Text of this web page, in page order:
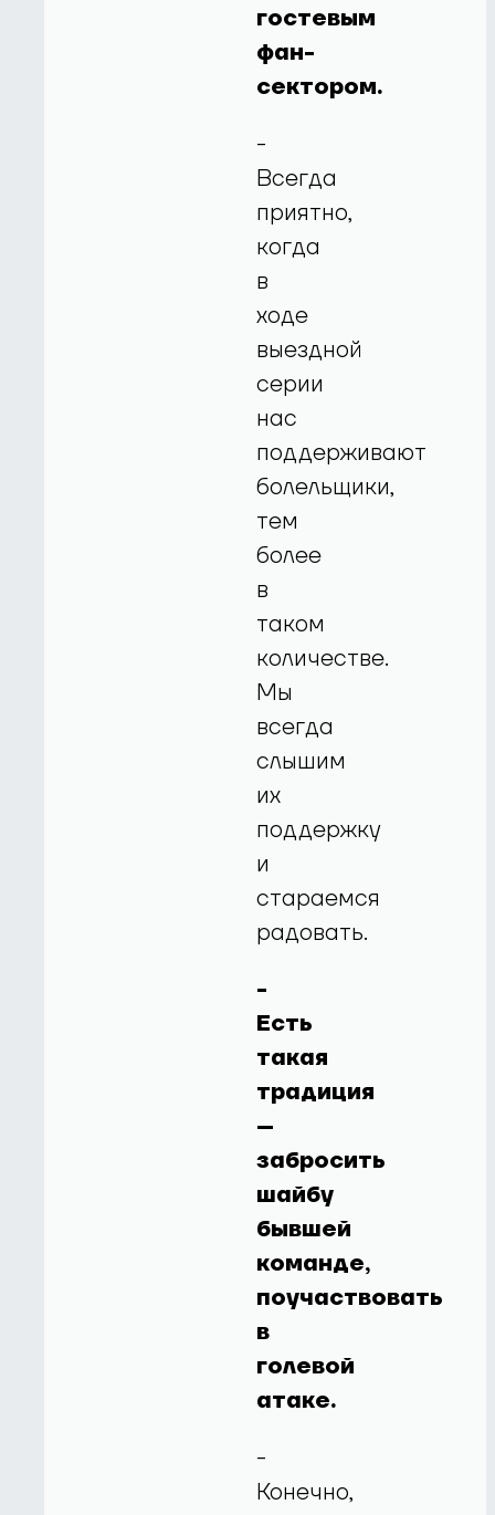
гостевым
фан-
сектором.
-
Всегда
приятно,
когда
в
ходе
выездной
серии
нас
поддерживают
болельщики,
тем
более
в
таком
количестве.
Мы
всегда
слышим
их
поддержку
и
стараемся
радовать.
-
Есть
такая
традиция
–
забросить
шайбу
бывшей
команде,
поучаствовать
в
голевой
атаке.
-
Конечно,